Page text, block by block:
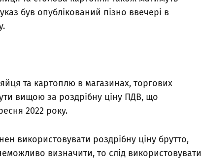
був опублікований пізно ввечері в
та картоплю в магазинах, торгових
вищою за роздрібну ціну ПДВ, що
2022 року.
використовувати роздрібну ціну брутто,
визначити, то слід використовувати